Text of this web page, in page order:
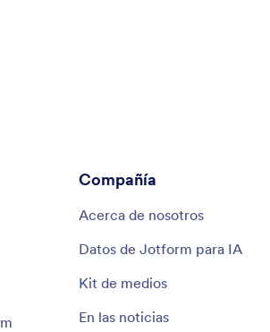
Compañía
Acerca de nosotros
Datos de Jotform para IA
Kit de medios
En las noticias